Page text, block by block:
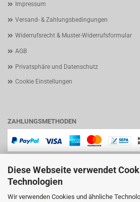
Diese Webseite verwendet
Technologien
Wir verwenden Cookies und ähnliche
Impressum
Versand- & Zahlungsbedingungen
Widerrufsrecht & Muster-Widerrufsformular
AGB
Privatsphäre und Datenschutz
Cookie Einstellungen
ZAHLUNGSMETHODEN